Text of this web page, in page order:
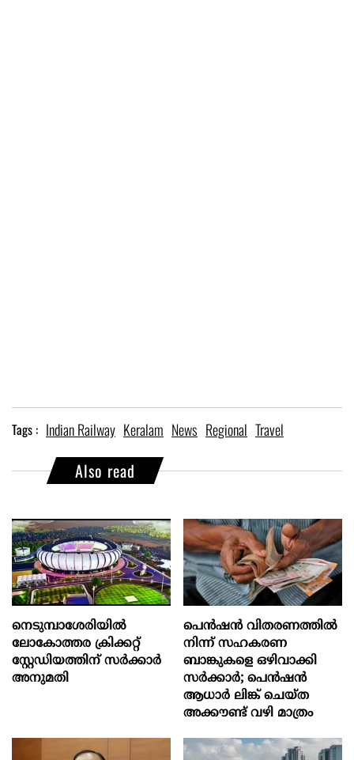
Tags : Indian Railway Keralam News Regional Travel
Also read
നെടുമ്പാശേരിയിൽ
ലോകോത്തര ക്രിക്കറ്റ്
സ്റ്റേഡിയത്തിന് സര്‍ക്കാര്‍
അനുമതി
പെൻഷൻ വിതരണത്തിൽ
നിന്ന് സഹകരണ
ബാങ്കുകളെ ഒഴിവാക്കി
സർക്കാർ; പെൻഷൻ
ആധാർ‌ ലിങ്ക് ചെയ്ത
അക്കൗണ്ട് വഴി മാത്രം